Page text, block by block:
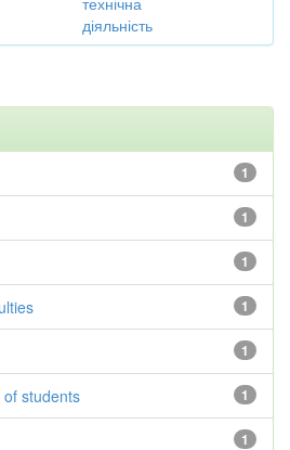
діяльність
1
1
1
1
1
1
students
1